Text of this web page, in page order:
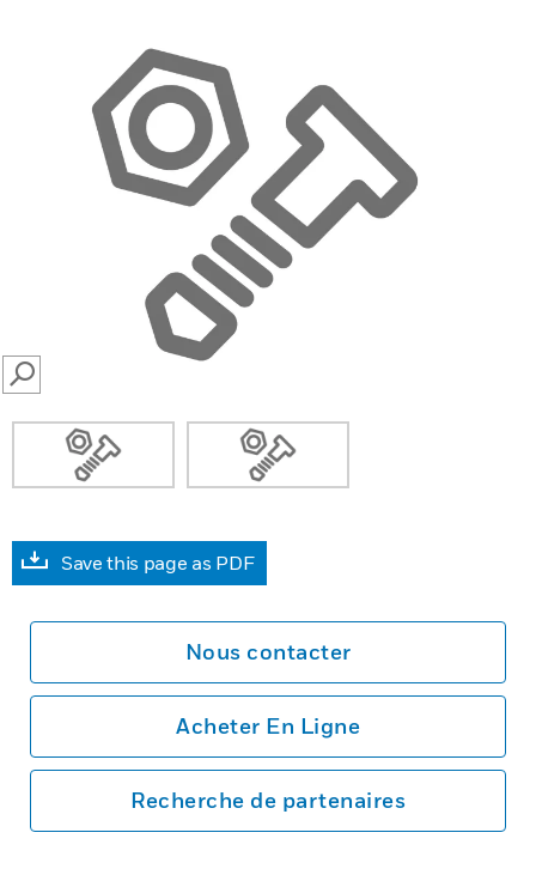
SEARCH
Save this page as PDF
Nous contacter
Acheter En Ligne
Recherche de partenaires